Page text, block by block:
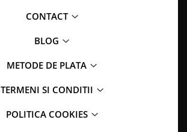
CONTACT
BLOG
METODE DE PLATA
TERMENI SI CONDITII
POLITICA COOKIES